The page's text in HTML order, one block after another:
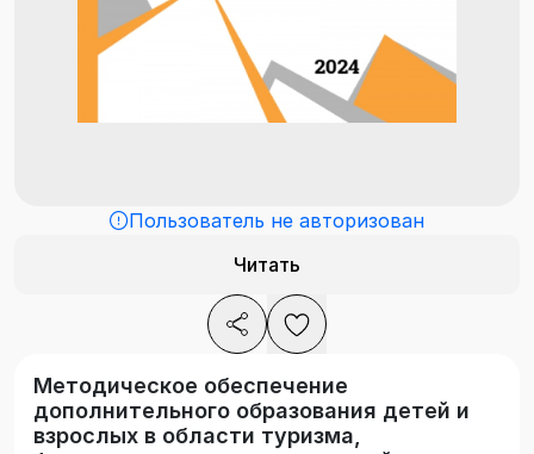
Пользователь не авторизован
Читать
Методическое обеспечение
дополнительного образования детей и
взрослых в области туризма,